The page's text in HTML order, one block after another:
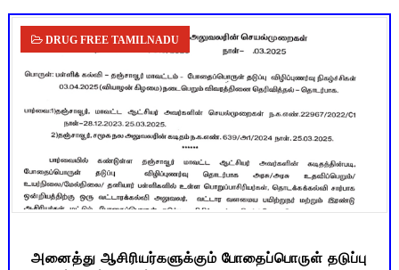
DRUG FREE TAMILNADU
அனைத்து ஆசிரியர்களுக்கும் போதைப்பொருள் தடுப்பு